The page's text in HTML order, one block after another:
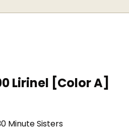
Lirinel [Color A]
Minute Sisters